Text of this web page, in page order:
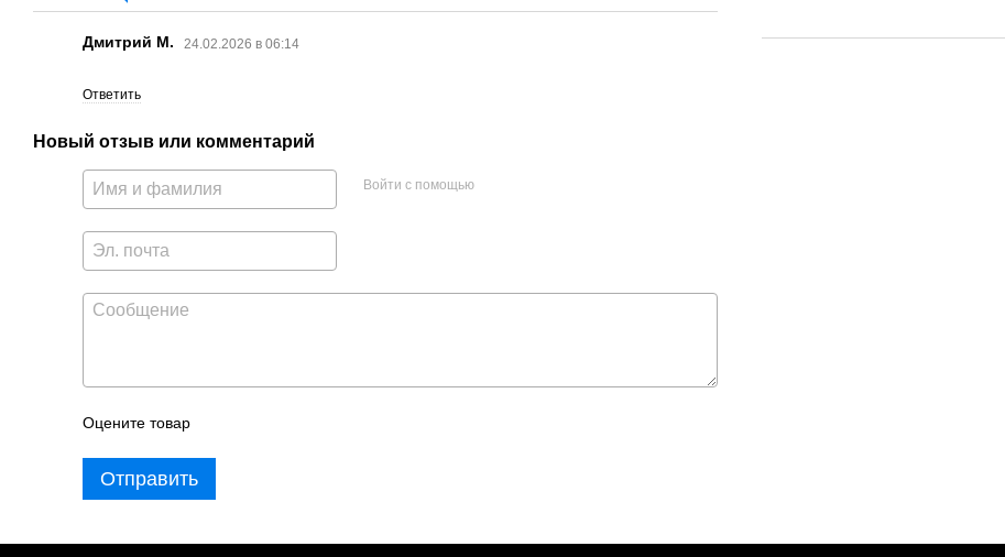
Дмитрий М. 24.02.2026 в 06:14
Ответить
Новый отзыв или комментарий
Войти с помощью
Оцените товар
Отправить